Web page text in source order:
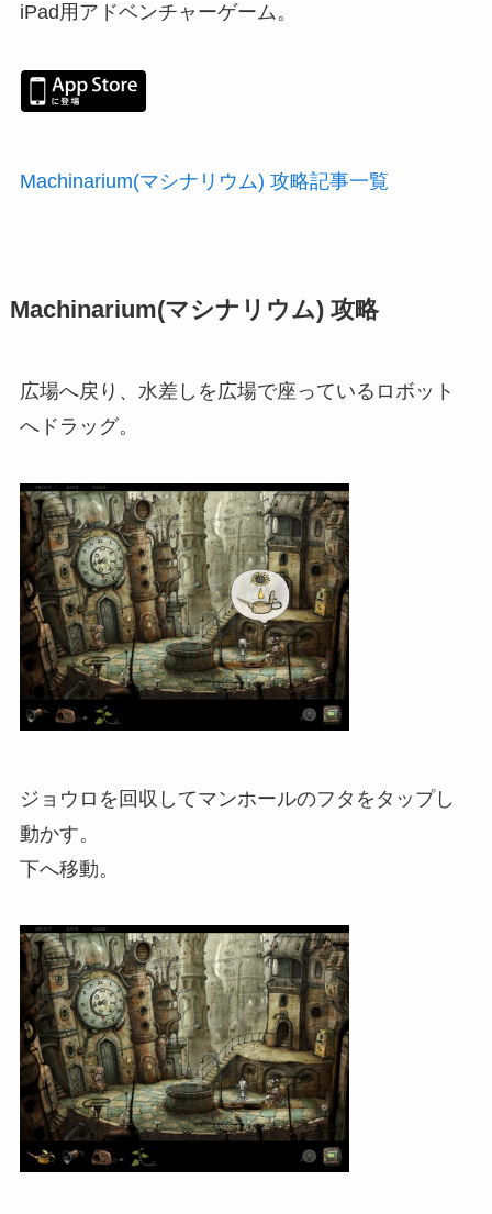
iPad用アドベンチャーゲーム。
Machinarium(マシナリウム) 攻略記事一覧
Machinarium(マシナリウム) 攻略
広場へ戻り、水差しを広場で座っているロボット
へドラッグ。
ジョウロを回収してマンホールのフタをタップし
動かす。
下へ移動。